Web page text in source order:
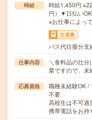
時給
時給1,450円
円）▼日払い
※お仕事によっ
交通費
バス代往復分支
仕事内容
＼食料品の仕
業ですので、
応募資格
職種未経験OK /
不要
高校生は不可過
携帯電話をお